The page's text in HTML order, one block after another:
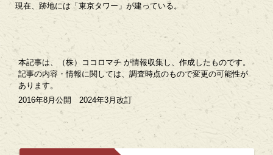
現在、跡地には「東京タワー」が建っている。
本記事は、（株）ココロマチ が情報収集し、作成したものです。
記事の内容・情報に関しては、調査時点のもので変更の可能性が
あります。
2016年8月公開 2024年3月改訂